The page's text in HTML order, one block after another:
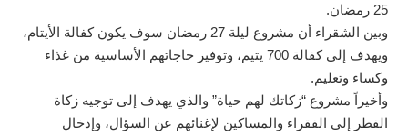
25 رمضان.
وبين الشقراء أن مشروع ليلة 27 رمضان سوف يكون كفالة الأيتام،
ويهدف إلى كفالة 700 يتيم، وتوفير حاجاتهم الأساسية من غذاء
وكساء وتعليم.
وأخيراً مشروع “زكاتك لهم حياة” والذي يهدف إلى توجيه زكاة
الفطر إلى الفقراء والمساكين لإغنائهم عن السؤال، وإدخال